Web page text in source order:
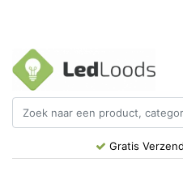
Gratis